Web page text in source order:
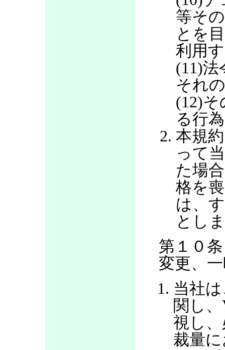
等そ
とを
利用
(11)
それ
(12)
る行
本規
って
た場
格を
は、
とし
第１０
変更、
当社
関し
視し
裁量